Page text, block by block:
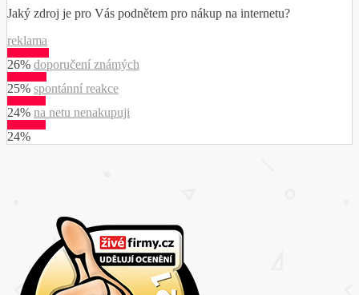
Jaký zdroj je pro Vás podnětem pro nákup na internetu?
reklama
26% doporučení známých
25% spontánní reakce
24% na netu nenakupuji
24%